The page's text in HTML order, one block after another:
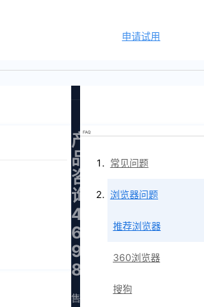
申请试用
FAQ
常见问题
浏览器问题
推荐浏览器
360浏览器
搜狗
产
品
咨
询：
400-
665-
9211（转
830）
售